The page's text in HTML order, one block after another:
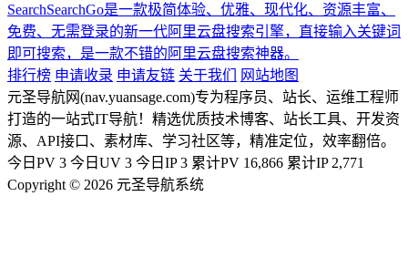
SearchSearchGo是一款极简体验、优雅、现代化、资源丰富、
免费、无需登录的新一代阿里云盘搜索引擎，直接输入关键词
即可搜索，是一款不错的阿里云盘搜索神器。
排行榜 申请收录 申请友链 关于我们
网站地图
元圣导航网(nav.yuansage.com)专为程序员、站长、运维工程师
打造的一站式IT导航！精选优质技术博客、站长工具、开发资
源、API接口、素材库、学习社区等，精准定位，效率翻倍。
今日PV 3 今日UV 3 今日IP3 累计PV 16,866 累计IP 2,771
Copyright © 2026 元圣导航系统